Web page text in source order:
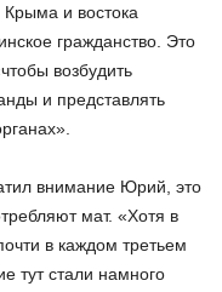
и востока
гражданство. Это
возбудить
и представлять
внимание Юрий, это
мат. «Хотя в
в каждом третьем
тут стали намного